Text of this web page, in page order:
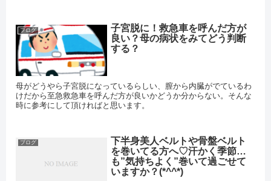
ブログ
子宮脱に！救急車を呼んだ方が
良い？母の病状をみてどう判断
する？
母がどうやら子宮脱になっているらしい、膣から内臓がでているわ
けだから至急救急車を呼んだ方が良いかどうか分からない。そんな
時に参考にして頂ければと思います。
ブログ
下半身美人ベルトや骨盤ベルト
を巻いてる方へ♡汗かく季節…
も”気持ちよく”巻いて過ごせて
いますか？(*^^*)